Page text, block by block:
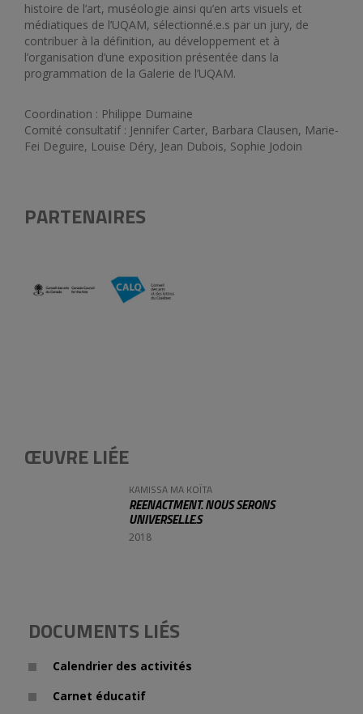
histoire de l’art, muséologie ainsi qu’en arts visuels et
médiatiques de l’UQAM, sélectionné.e.s par un jury, de
contribuer à la définition, au développement et à
l’organisation d’une exposition présentée dans la
programmation de la Galerie de l’UQAM.
Coordination : Philippe Dumaine
Comité consultatif : Jennifer Carter, Barbara Clausen, Marie-
Fei Deguire, Louise Déry, Jean Dubois, Sophie Jodoin
PARTENAIRES
ŒUVRE LIÉE
KAMISSA MA KOÏTA
REENACTMENT. NOUS SERONS
UNIVERSEL.LE.S
2018
DOCUMENTS LIÉS
Calendrier des activités
Carnet éducatif